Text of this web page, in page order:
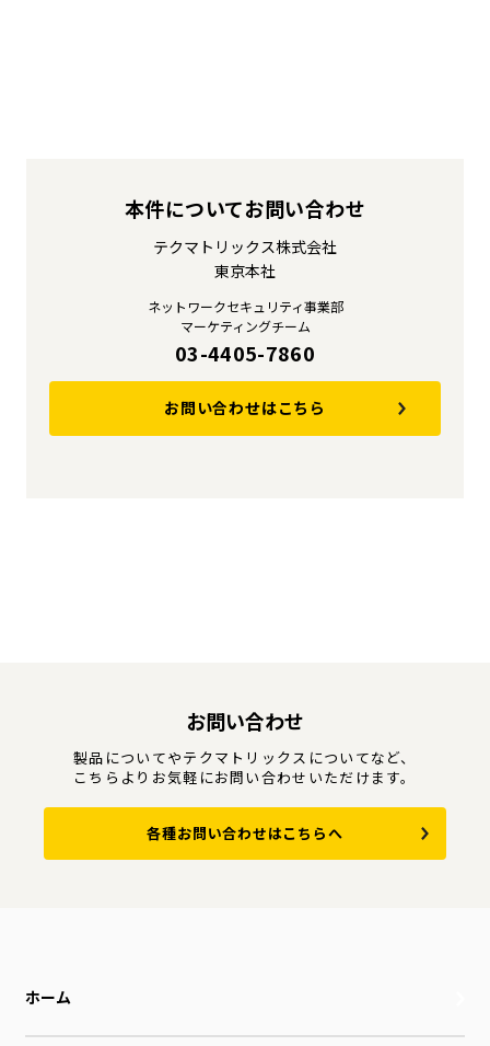
本件についてお問い合わせ
テクマトリックス株式会社
東京本社
ネットワークセキュリティ事業部
マーケティングチーム
03-4405-7860
お問い合わせはこちら
お問い合わせ
製品についてやテクマトリックスについてなど、
こちらよりお気軽にお問い合わせいただけます。
各種お問い合わせはこちらへ
ホーム